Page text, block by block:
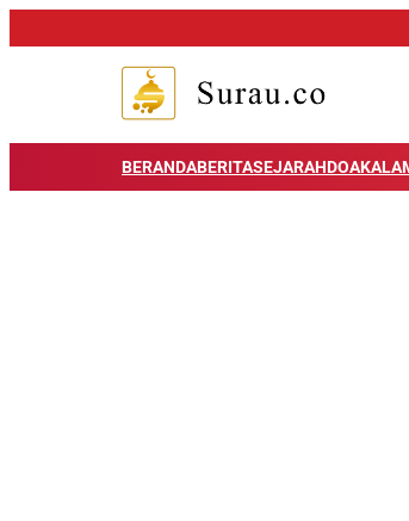
BERANDABERITASEJARAHDOA